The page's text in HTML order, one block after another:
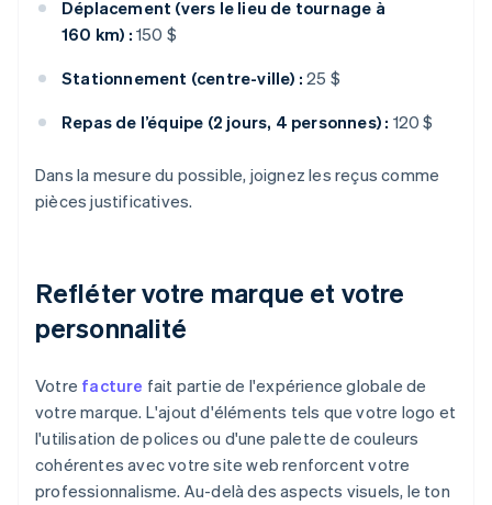
Déplacement (vers le lieu de tournage à
160 km) : 150 $
Stationnement (centre-ville) : 25 $
Repas de l’équipe (2 jours, 4 personnes) : 120 $
Dans la mesure du possible, joignez les reçus comme
pièces justificatives.
Refléter votre marque et votre
personnalité
Votre facture fait partie de l'expérience globale de
votre marque. L'ajout d'éléments tels que votre logo et
l'utilisation de polices ou d'une palette de couleurs
cohérentes avec votre site web renforcent votre
professionnalisme. Au-delà des aspects visuels, le ton